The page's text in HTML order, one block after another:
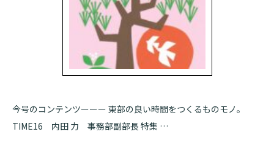
今号のコンテンツーーー 東部の良い時間をつくるものモノ。
TIME16 内田 力 事務部副部長 特集 …